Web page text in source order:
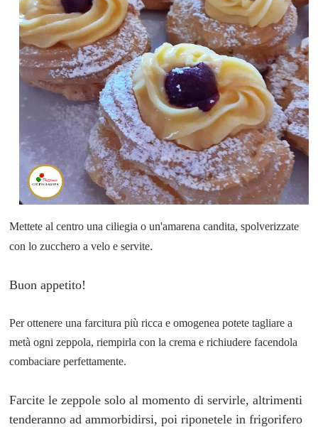
Mettete al centro una ciliegia o un'amarena candita, spolverizzate
con lo zucchero a velo e servite.
Buon appetito!
Per ottenere una farcitura più ricca e omogenea potete tagliare a
metà ogni zeppola, riempirla con la crema e richiudere facendola
combaciare perfettamente.
Farcite le zeppole solo al momento di servirle, altrimenti
tenderanno ad ammorbidirsi, poi riponetele in frigorifero